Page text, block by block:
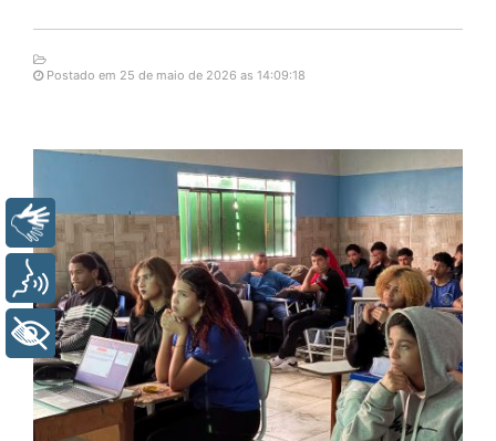
Postado em 25 de maio de 2026 as 14:09:18
Libras
Voz
+ Acessibilidade